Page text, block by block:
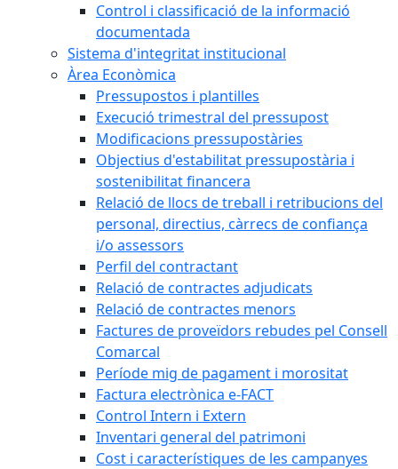
Control i classificació de la informació
documentada
Sistema d'integritat institucional
Àrea Econòmica
Pressupostos i plantilles
Execució trimestral del pressupost
Modificacions pressupostàries
Objectius d'estabilitat pressupostària i
sostenibilitat financera
Relació de llocs de treball i retribucions del
personal, directius, càrrecs de confiança
i/o assessors
Perfil del contractant
Relació de contractes adjudicats
Relació de contractes menors
Factures de proveïdors rebudes pel Consell
Comarcal
Període mig de pagament i morositat
Factura electrònica e-FACT
Control Intern i Extern
Inventari general del patrimoni
Cost i característiques de les campanyes